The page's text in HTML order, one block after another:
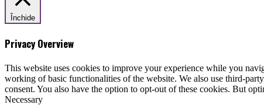
Închide
Privacy Overview
This website uses cookies to improve your experience while you
working of basic functionalities of the website. We also use third-
consent. You also have the option to opt-out of these cookies. But
Necessary